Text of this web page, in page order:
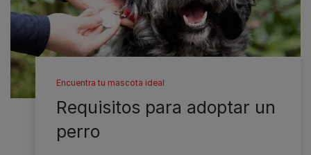
Encuentra tu mascota ideal
Requisitos para adoptar un
perro